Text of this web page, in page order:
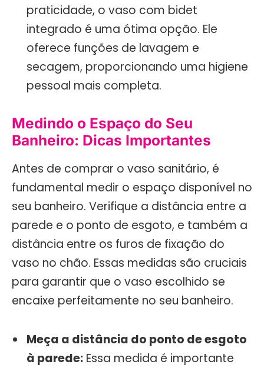
praticidade, o vaso com bidet
integrado é uma ótima opção. Ele
oferece funções de lavagem e
secagem, proporcionando uma higiene
pessoal mais completa.
Medindo o Espaço do Seu
Banheiro: Dicas Importantes
Antes de comprar o vaso sanitário, é
fundamental medir o espaço disponível no
seu banheiro. Verifique a distância entre a
parede e o ponto de esgoto, e também a
distância entre os furos de fixação do
vaso no chão. Essas medidas são cruciais
para garantir que o vaso escolhido se
encaixe perfeitamente no seu banheiro.
Meça a distância do ponto de esgoto
à parede: Essa medida é importante